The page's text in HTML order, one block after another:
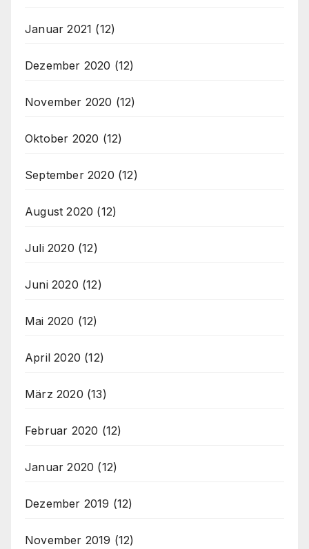
Januar 2021 (12)
Dezember 2020 (12)
November 2020 (12)
Oktober 2020 (12)
September 2020 (12)
August 2020 (12)
Juli 2020 (12)
Juni 2020 (12)
Mai 2020 (12)
April 2020 (12)
März 2020 (13)
Februar 2020 (12)
Januar 2020 (12)
Dezember 2019 (12)
November 2019 (12)